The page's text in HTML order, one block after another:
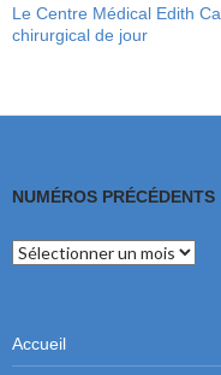
Le Centre Médical Edith
chirurgical de jour
NUMÉROS PRÉCÉDENTS
Numéros
précédents
Accueil